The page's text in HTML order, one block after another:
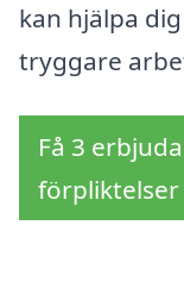
kan hjälpa
tryggare
Få 3
förpliktelser